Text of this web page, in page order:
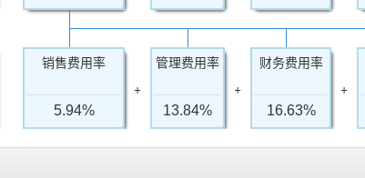
销售费用率
5.94%
+
管理费用率
13.84%
+
财务费用率
16.63%
+